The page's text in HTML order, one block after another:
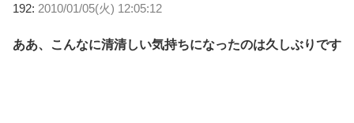
192: 2010/01/05(火) 12:05:12
ああ、こんなに清清しい気持ちになったのは久しぶりです